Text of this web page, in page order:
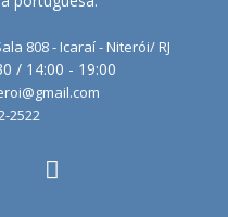
808 - Icaraí - Niterói/ RJ
/ 14:00 - 19:00
2522